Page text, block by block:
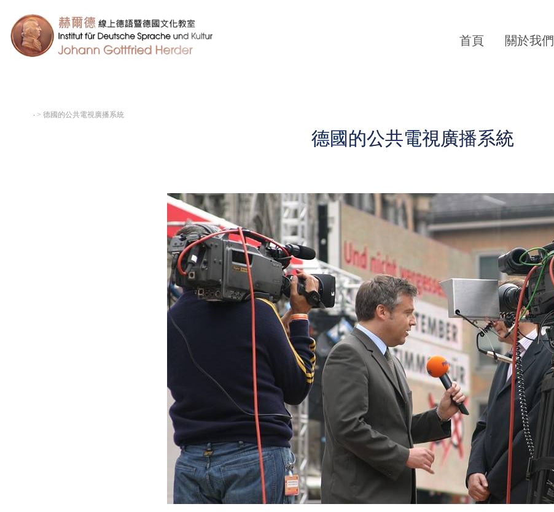
首頁 關於我們
‧ > 德國的公共電視廣播系統
德國的公共電視廣播系統